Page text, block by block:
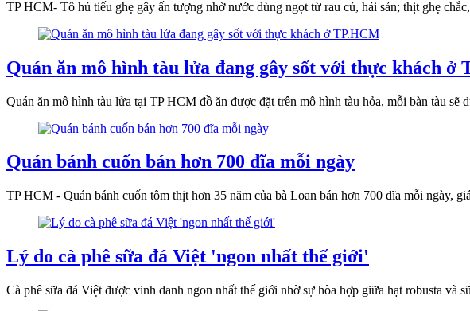
TP HCM- Tô hủ tiếu ghẹ gây ấn tượng nhờ nước dùng ngọt từ rau củ, hải sản; thịt ghẹ
Quán ăn mô hình tàu lửa đang gây sốt với thực khách ở
Quán ăn mô hình tàu lửa tại TP HCM đồ ăn được đặt trên mô hình tàu hỏa, mỗi bàn tàu sẽ
Quán bánh cuốn bán hơn 700 đĩa mỗi ngày
TP HCM - Quán bánh cuốn tôm thịt hơn 35 năm của bà Loan bán hơn 700 đĩa mỗi ngày,
Lý do cà phê sữa đá Việt 'ngon nhất thế giới'
Cà phê sữa đá Việt được vinh danh ngon nhất thế giới nhờ sự hòa hợp giữa hạt robusta và